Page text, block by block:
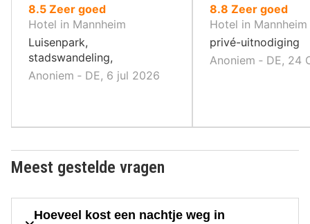
8.5uit
10
,
Zeer goed
Hotel in Mannheim
Luisenpark,
stadswandeling,
Anoniem ‐ DE, 6 jul 2026
8.8uit
10
,
Zeer goed
Hotel in Mannheim
privé-uitnodiging
Anoniem ‐ DE, 24
Meest gestelde vragen
Hoeveel kost een nachtje weg in